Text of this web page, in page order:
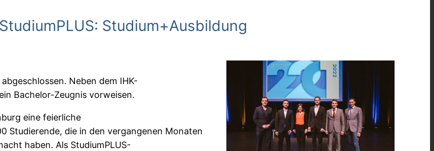
Studium+Ausbildung
Neben dem IHK-
Bachelor-Zeugnis vorweisen.
eine feierliche
Studierende, die in den vergangenen Monaten
haben. Als StudiumPLUS-